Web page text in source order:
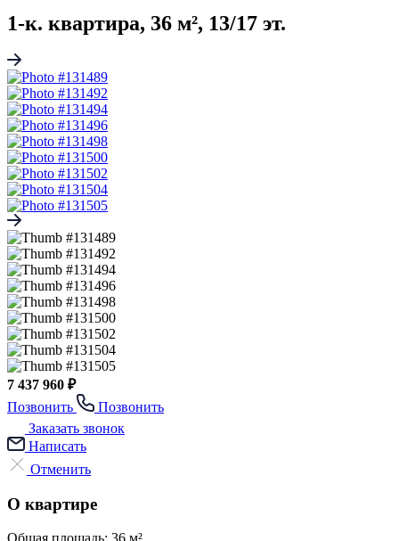
1-к. квартира, 36 м², 13/17 эт.
7 437 960 ₽
Позвонить
Позвонить
Заказать звонок
Написать
Отменить
О квартире